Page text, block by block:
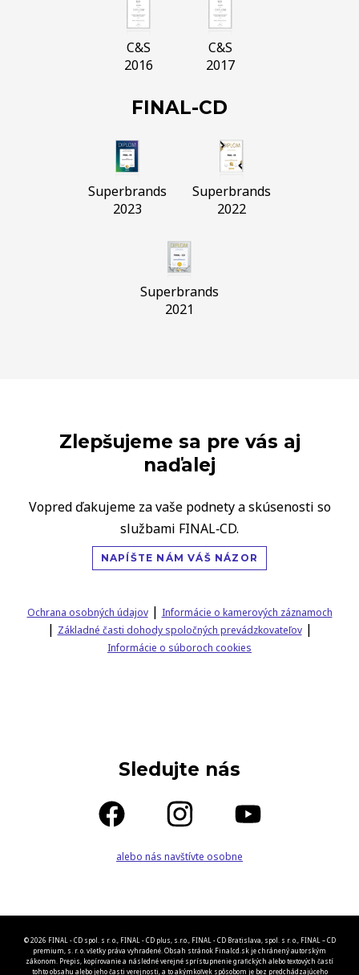
C&S
2016
C&S
2017
FINAL-CD
Superbrands
2023
Superbrands
2022
Superbrands
2021
Zlepšujeme sa pre vás aj
naďalej
Vopred ďakujeme za vaše podnety a skúsenosti so
službami FINAL‑CD.
NAPÍŠTE NÁM VÁŠ NÁZOR
Ochrana osobných údajov| Informácie o kamerových záznamoch
| Základné časti dohody spoločných prevádzkovateľov|
Informácie o súboroch cookies
Sledujte nás
alebo nás navštívte osobne
© 2026 FINAL - CD spol. s r. o., FINAL - CD plus, s.r.o., FINAL - CD Bratislava, spol. s r. o., FINAL – CD
premium, s. r. o. všetky práva vyhradené. Obsah stránok Finalcd.sk je chránený autorským
zákonom. Prepis, kopírovanie a následné verejné sprístupnenie grafických alebo textových častí
tohto obsahu alebo jeho časti verejnosti, a to akýmkoľvek spôsobom je bez predchádzajúceho